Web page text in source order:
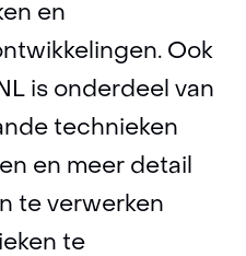
en
Ook
is onderdeel van
technieken
en meer detail
te verwerken
te